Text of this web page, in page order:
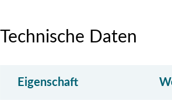
Technische Daten
Eigenschaft